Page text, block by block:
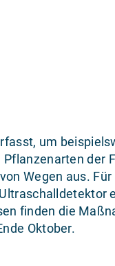
um
der
Wegen aus.
finden die
Oktober.